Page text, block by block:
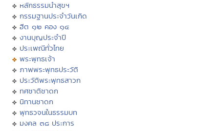
หลักธรรมนำสุขฯ
กรรมฐานประจำวันเกิด
ฮีต ๑๒ คอง ๑๔
งานบุญประจำปี
ประเพณีทั่วไทย
พระพุทธเจ้า
ภาพพระพุทธประวัติ
ประวัติพระพุทธสาวก
ทศชาติชาดก
นิทานชาดก
พุทธวจนในธรรมบท
มงคล ๓๘ ประการ